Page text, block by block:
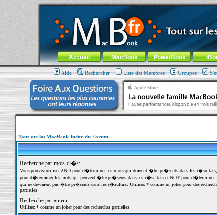
MacBook-fr.com : 100% Apple... 100% nomade !
Aller au contenu-Aller au menu général-Aller au menu de
Menu général
Accueil MacBook PowerBook
Aide Rechercher Liste des Membres Groupes
Tout sur les MacBook Index du Forum
Recherche par mots-cl�s:
Vous pouvez utiliserANDpour d�terminer les mots qui doivent �tre pr�sents dans les
pour d�terminer les mots qui peuvent �tre pr�sents dans les r�sultats et NOTpour d�terminer
qui ne devraient pas �tre pr�sents dans les r�sultats. Utilisez * comme un joker pour des
partielles
Recherche par auteur:
Utilisez * comme un joker pour des recherches partielles